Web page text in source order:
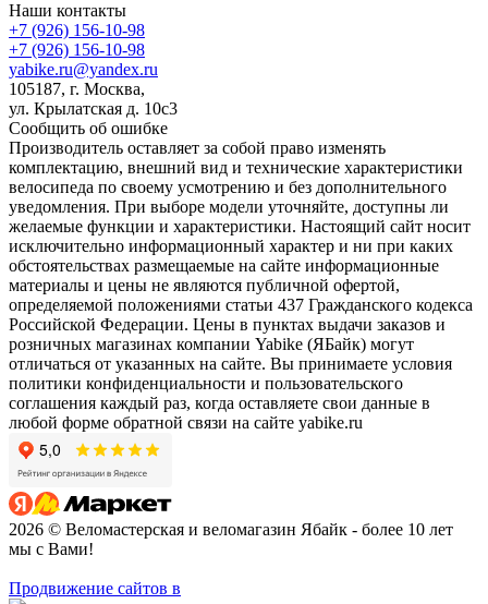
Наши контакты
+7 (926) 156-10-98
+7 (926) 156-10-98
yabike.ru@yandex.ru
105187, г. Москва,
ул. Крылатская д. 10с3
Сообщить об ошибке
Производитель оставляет за собой право изменять
комплектацию, внешний вид и технические характеристики
велосипеда по своему усмотрению и без дополнительного
уведомления. При выборе модели уточняйте, доступны ли
желаемые функции и характеристики. Настоящий сайт носит
исключительно информационный характер и ни при каких
обстоятельствах размещаемые на сайте информационные
материалы и цены не являются публичной офертой,
определяемой положениями статьи 437 Гражданского кодекса
Российской Федерации. Цены в пунктах выдачи заказов и
розничных магазинах компании Yabike (ЯБайк) могут
отличаться от указанных на сайте. Вы принимаете условия
политики конфиденциальности и пользовательского
соглашения каждый раз, когда оставляете свои данные в
любой форме обратной связи на сайте yabike.ru
2026 © Веломастерская и веломагазин Ябайк - более 10 лет
мы с Вами!
Продвижение сайтов в